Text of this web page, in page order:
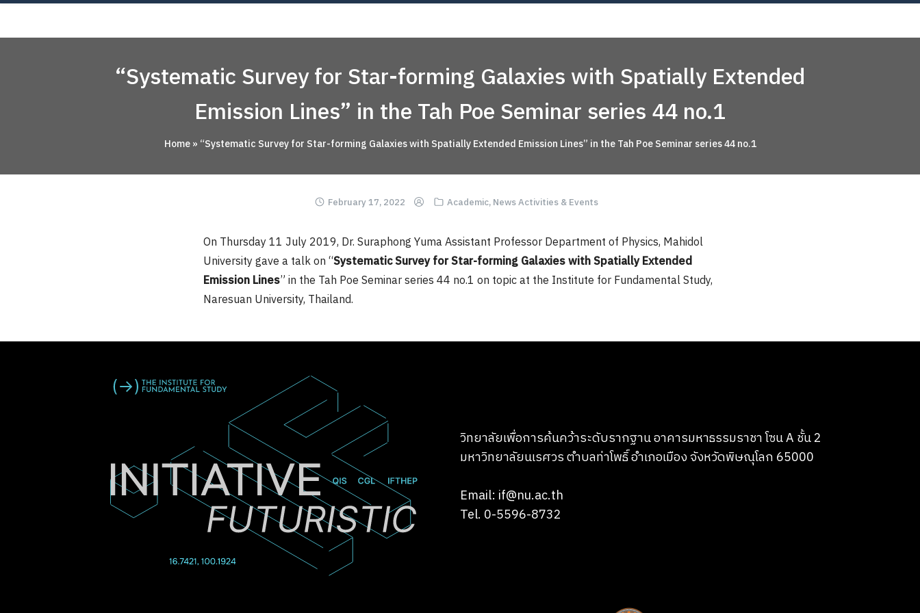
Skip
content
for:
“Systematic Survey for Star-forming Galaxies with Spatially Extended
Emission Lines” in the Tah Poe Seminar series 44 no.1
Home» “Systematic Survey for Star-forming Galaxies with Spatially Extended Emission Lines” in the Tah Poe Seminar series 44 no.1
February 17, 2022 Academic,News Activities & Events
On Thursday 11 July 2019, Dr. Suraphong Yuma Assistant Professor Department of Physics, Mahidol
University gave a talk on “Systematic Survey for Star-forming Galaxies with Spatially Extended
Emission Lines” in the Tah Poe Seminar series 44 no.1 on topic at the Institute for Fundamental Study,
Naresuan University, Thailand.
วิทยาลัยเพื่อการค้นคว้าระดับรากฐาน อาคารมหาธรรมราชา โซน A ชั้น 2
มหาวิทยาลัยนเรศวร ตำบลท่าโพธิ์ อำเภอเมือง จังหวัดพิษณุโลก 65000
Email: if@nu.ac.th
Tel. 0-5596-8732